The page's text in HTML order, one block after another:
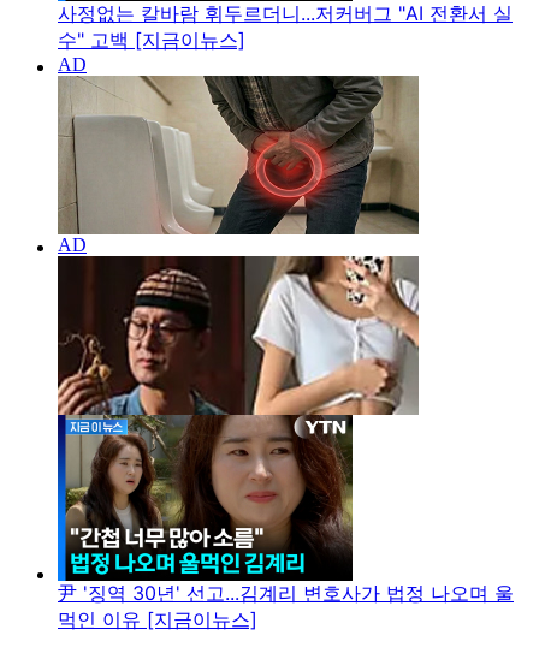
사정없는 칼바람 휘두르더니...저커버그 "AI 전환서 실
수" 고백 [지금이뉴스]
尹 '징역 30년' 선고...김계리 변호사가 법정 나오며 울
먹인 이유 [지금이뉴스]